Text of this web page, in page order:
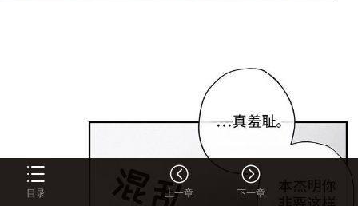
目录 上一章 下一章